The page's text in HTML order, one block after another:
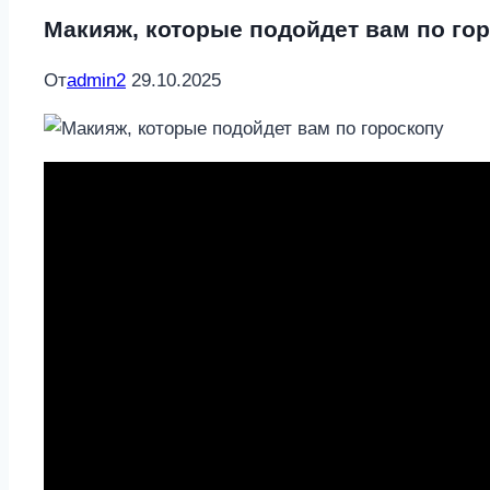
Макияж, которые подойдет вам по
Отadmin2 29.10.2025